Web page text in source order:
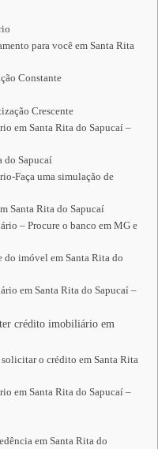
para você em Santa Rita
Constante
Crescente
em Santa Rita do Sapucaí –
do Sapucaí
Faça uma simulação de
Santa Rita do Sapucaí
– Procure o banco em MG e
do imóvel em Santa Rita do
em Santa Rita do Sapucaí –
crédito imobiliário em
o crédito em Santa Rita
em Santa Rita do Sapucaí –
em Santa Rita do